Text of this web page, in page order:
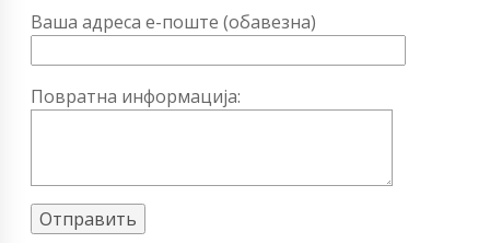
Ваша адреса е-поште (обавезна)
Повратна информација: